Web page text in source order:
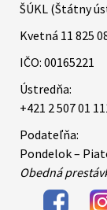
ŠÚKL (Štátny
Kvetná 11 825
IČO: 00165221
Ústredňa:
+421 2 507 01
Podateľňa:
Pondelok –
Obedná